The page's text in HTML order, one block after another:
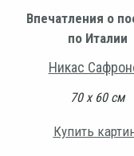
Впечатления о
по Италии
Никас
70 х 60 см
Купить